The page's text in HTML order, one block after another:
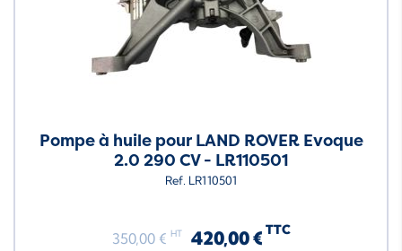
Pompe à huile pour LAND ROVER Evoque
2.0 290 CV - LR110501
Ref. LR110501
350,00 € HT 420,00 € TTC